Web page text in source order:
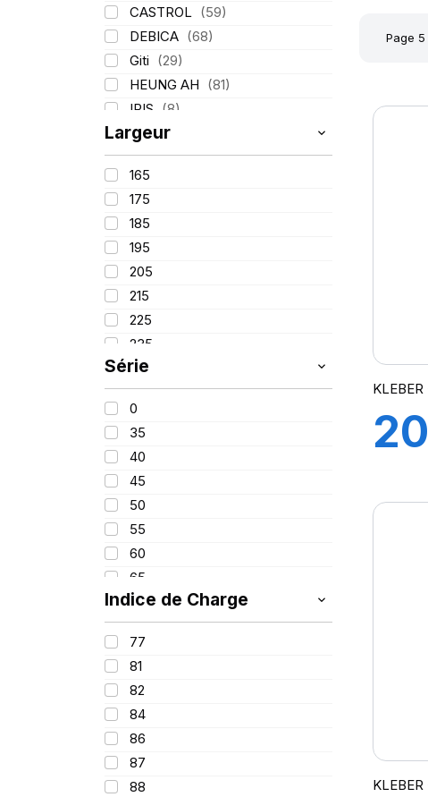
CASTROL (59)
DEBICA (68)
Giti (29)
HEUNG AH (81)
IRIS (8)
ITALMATIC
LASSA (174)
LING LONG
MICHELIN
MITAS
Mondolfo ferro
PIRELLI
PROMETEON
SCHRADER
SPEEDWAYS
Largeur
165
175
185
195
205
215
225
235
245
255
260
280
380
420
Série
0
35
40
45
50
55
60
65
70
75
85
100
Indice de Charge
77
81
82
84
86
87
88
Page